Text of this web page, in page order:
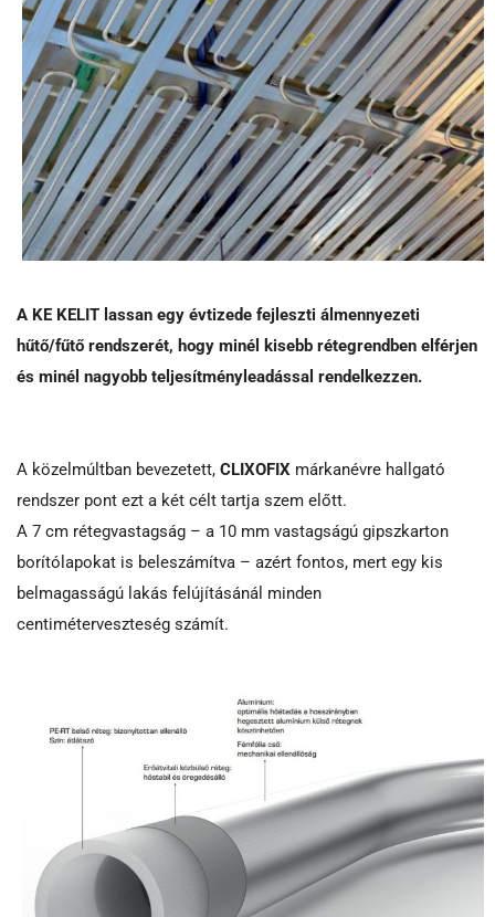
A KE KELIT lassan egy évtizede fejleszti álmennyezeti
hűtő/fűtő rendszerét, hogy minél kisebb rétegrendben elférjen
és minél nagyobb teljesítményleadással rendelkezzen.
A közelmúltban bevezetett, CLIXOFIX márkanévre hallgató
rendszer pont ezt a két célt tartja szem előtt.
A 7 cm rétegvastagság – a 10 mm vastagságú gipszkarton
borítólapokat is beleszámítva – azért fontos, mert egy kis
belmagasságú lakás felújításánál minden
centiméterveszteség számít.